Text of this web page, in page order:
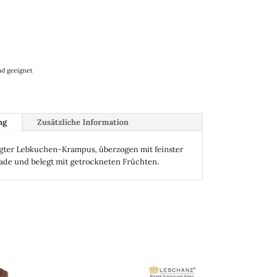
geeignet
Zusätzliche Information
Lebkuchen-Krampus, überzogen mit feinster
und belegt mit getrockneten Früchten.